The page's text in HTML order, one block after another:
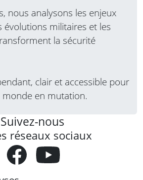
nous analysons les enjeux
évolutions militaires et les
la sécurité
clair et accessible pour
en mutation.
Suivez-nous
réseaux sociaux